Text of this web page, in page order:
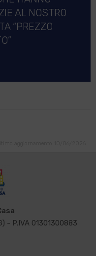
AL NOSTRO
“PREZZO
- P.IVA 01301300883